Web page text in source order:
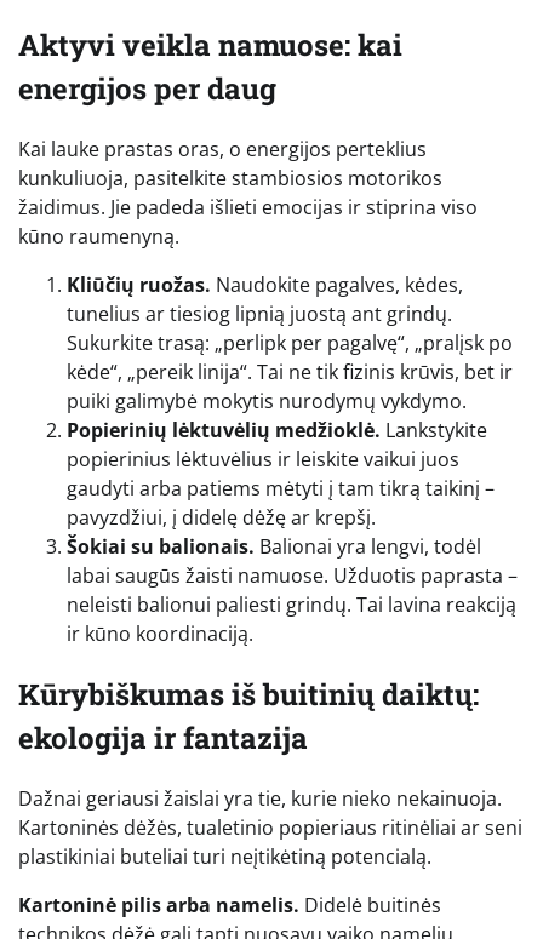
Aktyvi veikla namuose: kai
energijos per daug
Kai lauke prastas oras, o energijos perteklius
kunkuliuoja, pasitelkite stambiosios motorikos
žaidimus. Jie padeda išlieti emocijas ir stiprina viso
kūno raumenyną.
Kliūčių ruožas. Naudokite pagalves, kėdes,
tunelius ar tiesiog lipnią juostą ant grindų.
Sukurkite trasą: „perlipk per pagalvę“, „pralįsk po
kėde“, „pereik linija“. Tai ne tik fizinis krūvis, bet ir
puiki galimybė mokytis nurodymų vykdymo.
Popierinių lėktuvėlių medžioklė. Lankstykite
popierinius lėktuvėlius ir leiskite vaikui juos
gaudyti arba patiems mėtyti į tam tikrą taikinį –
pavyzdžiui, į didelę dėžę ar krepšį.
Šokiai su balionais. Balionai yra lengvi, todėl
labai saugūs žaisti namuose. Užduotis paprasta –
neleisti balionui paliesti grindų. Tai lavina reakciją
ir kūno koordinaciją.
Kūrybiškumas iš buitinių daiktų:
ekologija ir fantazija
Dažnai geriausi žaislai yra tie, kurie nieko nekainuoja.
Kartoninės dėžės, tualetinio popieriaus ritinėliai ar seni
plastikiniai buteliai turi neįtikėtiną potencialą.
Kartoninė pilis arba namelis. Didelė buitinės